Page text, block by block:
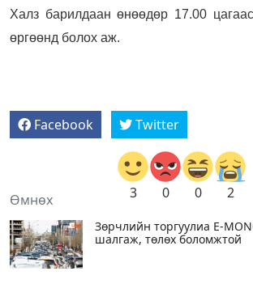
Халз барилдаан өнөөдөр 17.00
өргөөнд болох аж.
Facebook Twitter
3 0 0 2
Өмнөх
Зөрчлийн торгуулиа E-
шалгаж, төлөх боломжтой